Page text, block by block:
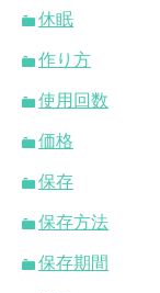
休眠
作り方
使用回数
価格
保存
保存方法
保存期間